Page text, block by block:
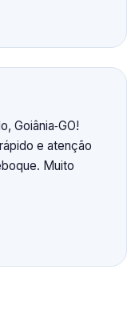
Goiânia‑GO!
e atenção
Muito